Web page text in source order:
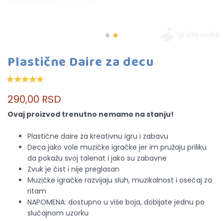
Plastične Daire za decu
290,00 RSD
Ovaj proizvod trenutno nemamo na stanju!
Plastične daire za kreativnu igru i zabavu
Deca jako vole muzičke igračke jer im pružaju priliku
da pokažu svoj talenat i jako su zabavne
Zvuk je čist i nije preglasan
Muzičke igračke razvijaju sluh, muzikalnost i osećaj za
ritam
NAPOMENA: dostupno u više boja, dobijate jednu po
slučajnom uzorku